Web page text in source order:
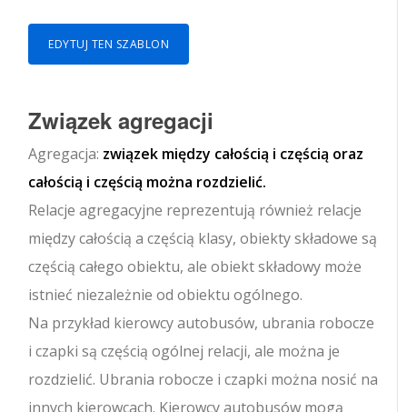
EDYTUJ TEN SZABLON
Związek agregacji
Agregacja: związek między całością i częścią oraz
całością i częścią można rozdzielić.
Relacje agregacyjne reprezentują również relacje
między całością a częścią klasy, obiekty składowe są
częścią całego obiektu, ale obiekt składowy może
istnieć niezależnie od obiektu ogólnego.
Na przykład kierowcy autobusów, ubrania robocze
i czapki są częścią ogólnej relacji, ale można je
rozdzielić. Ubrania robocze i czapki można nosić na
innych kierowcach. Kierowcy autobusów mogą